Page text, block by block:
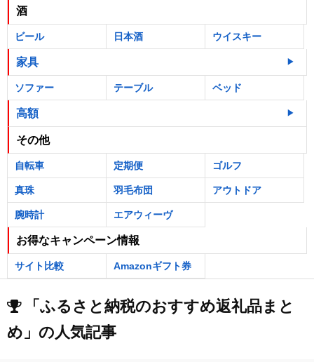
酒
ビール 日本酒 ウイスキー
家具
ソファー テーブル ベッド
高額
その他
自転車 定期便 ゴルフ
真珠 羽毛布団 アウトドア
腕時計 エアウィーヴ
お得なキャンペーン情報
サイト比較 Amazonギフト券
「ふるさと納税のおすすめ返礼品まと
め」の人気記事